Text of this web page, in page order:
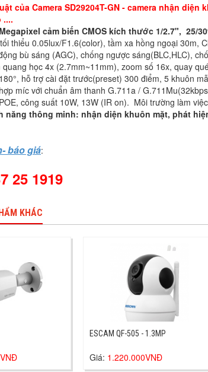
của Camera SD29204T-GN - camera nhận
....
cảm biến CMOS kích thước 1/2.7", 25/
thiểu 0.05lux/F1.6(color), tầm xa hồng ngoại 30m,
bù sáng (AGC), chống ngược sáng(BLC,HLC),
học 4x (2.7mm~11mm), zoom số 16x, quay
hỗ trợ cài đặt trước(preset) 300 điểm, 5 khuôn
míc với chuẩn âm thanh G.711a /
công suất 10W, 13W (IR on). Môi trường làm
năng thông minh: nhận diện khuôn mặt, phát
báo giá:
25 1919
KHÁC
ESCAM QF-505 - 1.3MP
Giá: 1.220.000VNĐ